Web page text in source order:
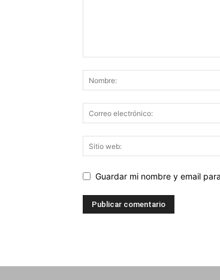
Guardar mi nombre y email